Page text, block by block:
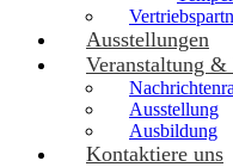
Ausstellungen
Veranstaltung
Ausstellung
Ausbildung
Kontaktiere uns